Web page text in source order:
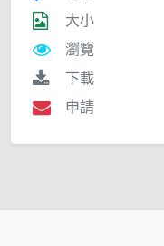
大小
瀏覽
下載
申請